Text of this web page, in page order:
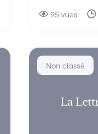
95 vues
Non classé